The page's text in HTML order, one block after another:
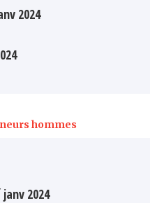
2024
hommes
janv 2024